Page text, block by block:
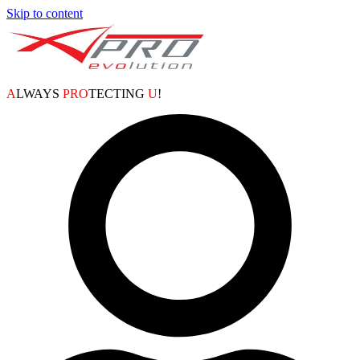
Skip to content
ALWAYS PROTECTING U!